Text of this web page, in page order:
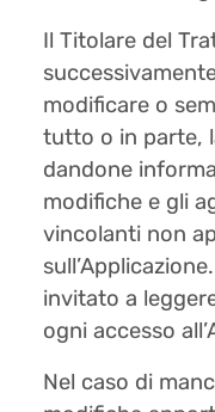
Il Titolare del
modificare o
tutto o in parte,
dandone
modifiche e gli
vincolanti non
invitato a
ogni accesso
Nel caso di